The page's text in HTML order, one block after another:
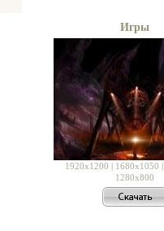
Игры
1920x1200 | 1680x1050
1280x800